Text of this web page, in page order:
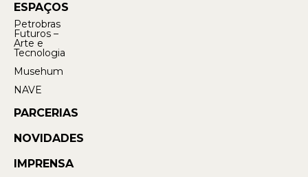
ESPAÇOS
Petrobras
Futuros –
Arte e
Tecnologia
Musehum
NAVE
PARCERIAS
NOVIDADES
IMPRENSA